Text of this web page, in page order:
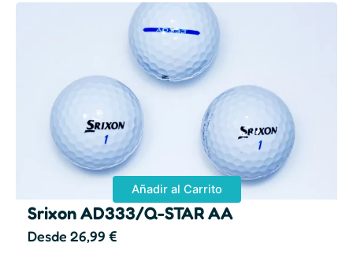
Añadir al Carrito
Srixon AD333/Q-STAR AA
Desde26,99 €
Page Page
Page
Page
Page